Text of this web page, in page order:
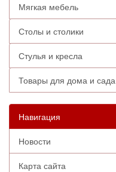
Мягкая мебель
Столы и столики
Стулья и кресла
Товары для дома и сада
Навигация
Новости
Карта сайта